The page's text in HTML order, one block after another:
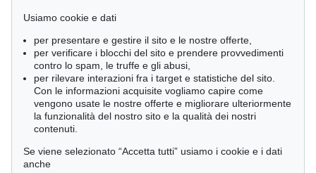
Libri per bambini
Lifestyle
Pietre miliari delle scienze naturali
Letteratura classica
Economia e diritto
Meraviglie della natura
Cimelia
Usiamo cookie e dati
per presentare e gestire il sito e le nostre offerte,
per verificare i blocchi del sito e prendere provvedimenti
contro lo spam, le truffe e gli abusi,
per rilevare interazioni fra i target e statistiche del sito.
Con le informazioni acquisite vogliamo capire come
vengono usate le nostre offerte e migliorare ulteriormente
la funzionalità del nostro sito e la qualità dei nostri
contenuti.
Se viene selezionato “Accetta tutti” usiamo i cookie e i dati
anche